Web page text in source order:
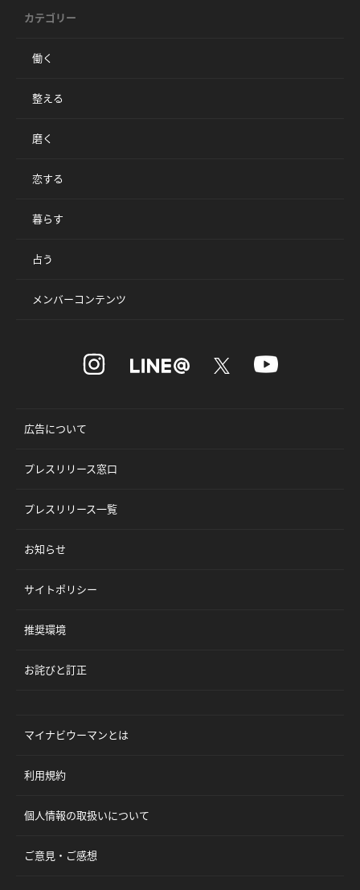
カテゴリー
働く
整える
磨く
恋する
暮らす
占う
メンバーコンテンツ
広告について
プレスリリース窓口
プレスリリース一覧
お知らせ
サイトポリシー
推奨環境
お詫びと訂正
マイナビウーマンとは
利用規約
個人情報の取扱いについて
ご意見・ご感想